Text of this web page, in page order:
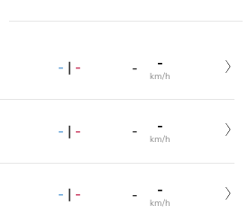
- | - - -
km/h
- | - - -
km/h
- | - - -
km/h